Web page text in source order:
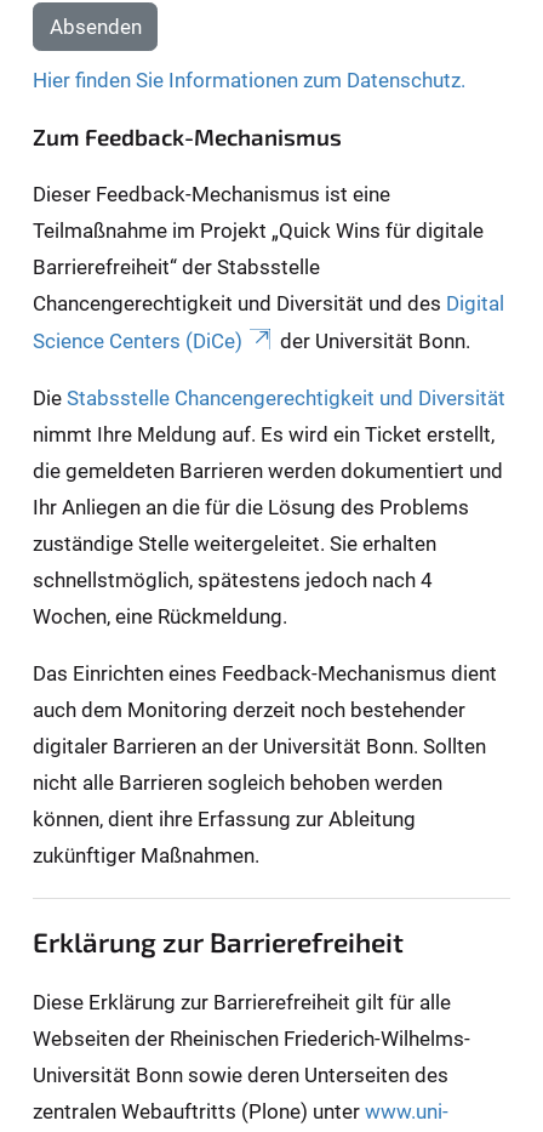
Absenden
Hier finden Sie Informationen zum Datenschutz.
Zum Feedback-Mechanismus
Dieser Feedback-Mechanismus ist eine
Teilmaßnahme im Projekt „Quick Wins für digitale
Barrierefreiheit“ der Stabsstelle
Chancengerechtigkeit und Diversität und des Digital
Science Centers (DiCe)
der Universität Bonn.
Die Stabsstelle Chancengerechtigkeit und Diversität
nimmt Ihre Meldung auf. Es wird ein Ticket erstellt,
die gemeldeten Barrieren werden dokumentiert und
Ihr Anliegen an die für die Lösung des Problems
zuständige Stelle weitergeleitet. Sie erhalten
schnellstmöglich, spätestens jedoch nach 4
Wochen, eine Rückmeldung.
Das Einrichten eines Feedback-Mechanismus dient
auch dem Monitoring derzeit noch bestehender
digitaler Barrieren an der Universität Bonn. Sollten
nicht alle Barrieren sogleich behoben werden
können, dient ihre Erfassung zur Ableitung
zukünftiger Maßnahmen.
Erklärung zur Barrierefreiheit
Diese Erklärung zur Barrierefreiheit gilt für alle
Webseiten der Rheinischen Friederich-Wilhelms-
Universität Bonn sowie deren Unterseiten des
zentralen Webauftritts (Plone) unter www.uni-